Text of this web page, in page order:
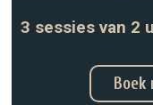
3 sessies van 2